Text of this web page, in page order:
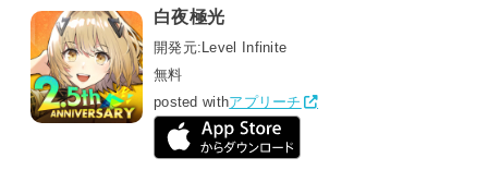
白夜極光
開発元: Level Infinite
無料
posted withアプリーチ